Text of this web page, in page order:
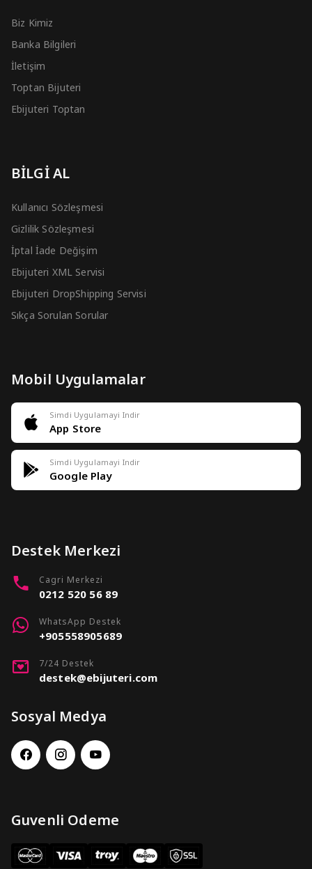
Biz Kimiz
Banka Bilgileri
İletişim
Toptan Bijuteri
Ebijuteri Toptan
BİLGİ AL
Kullanıcı Sözleşmesi
Gizlilik Sözleşmesi
İptal İade Değişim
Ebijuteri XML Servisi
Ebijuteri DropShipping Servisi
Sıkça Sorulan Sorular
Mobil Uygulamalar
Simdi Uygulamayi Indir
App Store
Simdi Uygulamayi Indir
Google Play
Destek Merkezi
Cagri Merkezi
0212 520 56 89
WhatsApp Destek
+905558905689
7/24 Destek
destek@ebijuteri.com
Sosyal Medya
Guvenli Odeme